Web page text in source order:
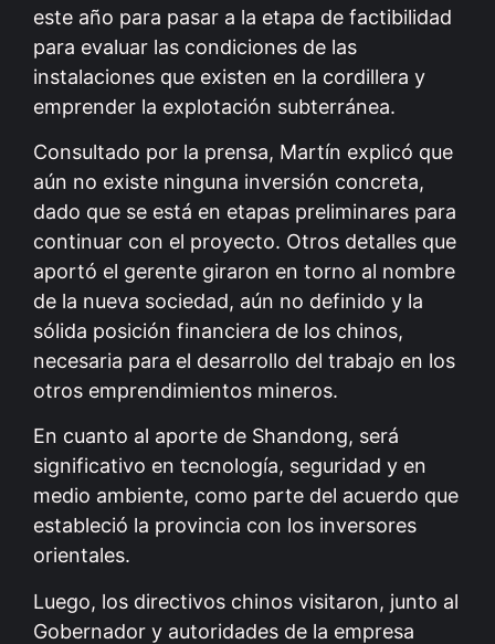
este año para pasar a la etapa de factibilidad
para evaluar las condiciones de las
instalaciones que existen en la cordillera y
emprender la explotación subterránea.
Consultado por la prensa, Martín explicó que
aún no existe ninguna inversión concreta,
dado que se está en etapas preliminares para
continuar con el proyecto. Otros detalles que
aportó el gerente giraron en torno al nombre
de la nueva sociedad, aún no definido y la
sólida posición financiera de los chinos,
necesaria para el desarrollo del trabajo en los
otros emprendimientos mineros.
En cuanto al aporte de Shandong, será
significativo en tecnología, seguridad y en
medio ambiente, como parte del acuerdo que
estableció la provincia con los inversores
orientales.
Luego, los directivos chinos visitaron, junto al
Gobernador y autoridades de la empresa